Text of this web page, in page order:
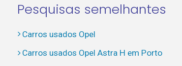
Pesquisas semelhantes
Carros usados Opel
Carros usados Opel Astra H em Porto